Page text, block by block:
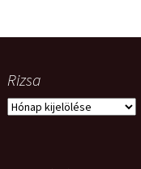
Rizsa
Rizsa